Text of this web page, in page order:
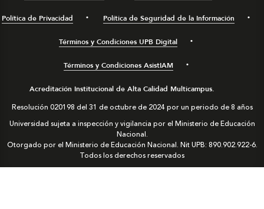
Política de Privacidad Política de Seguridad de la Información
Términos y Condiciones UPB Digital
Términos y Condiciones AsistIAM
Acreditación Institucional de Alta Calidad Multicampus.
Resolución 020198 del 31 de octubre de 2024 por un periodo de 8 años
Universidad sujeta a inspección y vigilancia por el Ministerio de Educación
Nacional.
Otorgado por el Ministerio de Educación Nacional. Nit UPB: 890.902.922-6.
Todos los derechos reservados